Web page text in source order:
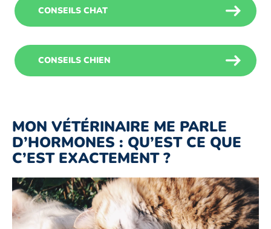
CONSEILS CHAT
CONSEILS CHIEN
MON VÉTÉRINAIRE ME PARLE
D’HORMONES : QU’EST CE QUE
C’EST EXACTEMENT ?